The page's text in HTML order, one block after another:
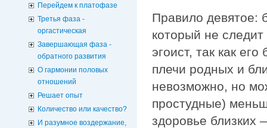
Перейдем к платофазе
Третья фаза -
оргастическая
Завершающая фаза -
обратного развития
О гармонии половых
отношений
Решает опыт
Количество или качество?
И разумное воздержание,
Правило девятое:
который не
эгоист, так как
плечи родных и
невозможно, но
простудные)
здоровье близких